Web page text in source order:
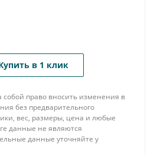
в 1 клик
собой право вносить изменения в
без предварительного
вес, размеры, цена и любые
данные не являются
данные уточняйте у